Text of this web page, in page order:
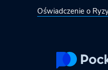
Oświadczenie o